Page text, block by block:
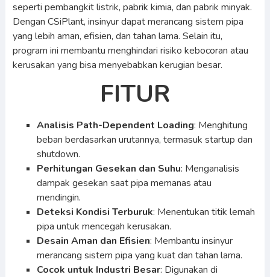
seperti pembangkit listrik, pabrik kimia, dan pabrik minyak.
Dengan CSiPlant, insinyur dapat merancang sistem pipa
yang lebih aman, efisien, dan tahan lama. Selain itu,
program ini membantu menghindari risiko kebocoran atau
kerusakan yang bisa menyebabkan kerugian besar.
FITUR
Analisis Path-Dependent Loading: Menghitung
beban berdasarkan urutannya, termasuk startup dan
shutdown.
Perhitungan Gesekan dan Suhu: Menganalisis
dampak gesekan saat pipa memanas atau
mendingin.
Deteksi Kondisi Terburuk: Menentukan titik lemah
pipa untuk mencegah kerusakan.
Desain Aman dan Efisien: Membantu insinyur
merancang sistem pipa yang kuat dan tahan lama.
Cocok untuk Industri Besar: Digunakan di